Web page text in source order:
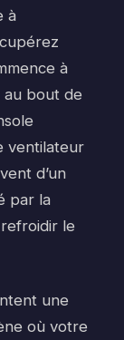
à
à
au bout de
ventilateur
d’un
par la
le
une
où votre